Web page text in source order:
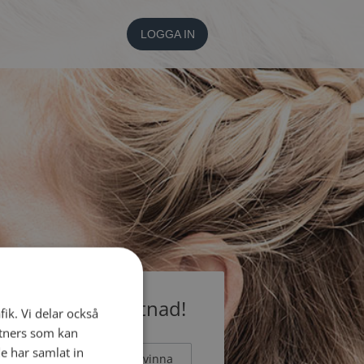
LOGGA IN
utan kostnad!
Man Kvinna
Vi delar också
som kan
har samlat in